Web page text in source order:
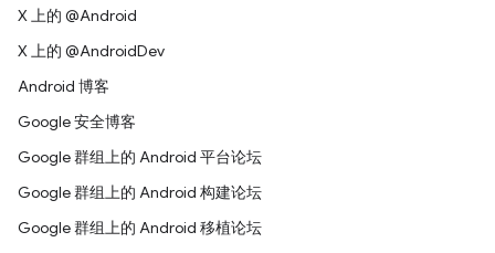
X 上的 @Android
X 上的 @AndroidDev
Android 博客
Google 安全博客
Google 群组上的 Android 平台论坛
Google 群组上的 Android 构建论坛
Google 群组上的 Android 移植论坛